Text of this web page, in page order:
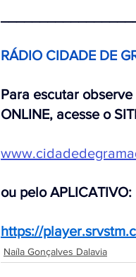
RÁDIO CIDADE DE
Para escutar
ONLINE, acesse o
ou pelo APLICATIVO:
https://
Naíla Gonçalves Dalavia